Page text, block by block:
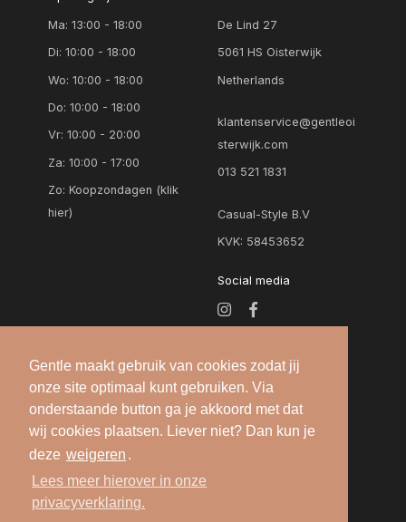
Gentle maakt gebruik van cookies zodat jij
onze site optimaal kunt gebruiken. Via
onderstaande button ga je akkoord met dat
wij cookies plaatsen. Liever niet? Dan kun je
deze weigeren .
Lees meer hierover in onze
privacyverklaring.
Ma: 13:00 - 18:00
Di: 10:00 - 18:00
Wo: 10:00 - 18:00
Do: 10:00 - 18:00
Vr: 10:00 - 20:00
Za: 10:00 - 17:00
Zo:Koopzondagen (klik
hier)
De Lind 27
5061 HS Oisterwijk
Netherlands
klantenservice@gentleoi
sterwijk.com
013 521 1831
Casual-Style B.V
KVK: 58453652
Social media
Alle rechten voorbehouden — 2026 © Gentle
Oisterwijk |Algemene voorwaarden
verklaring